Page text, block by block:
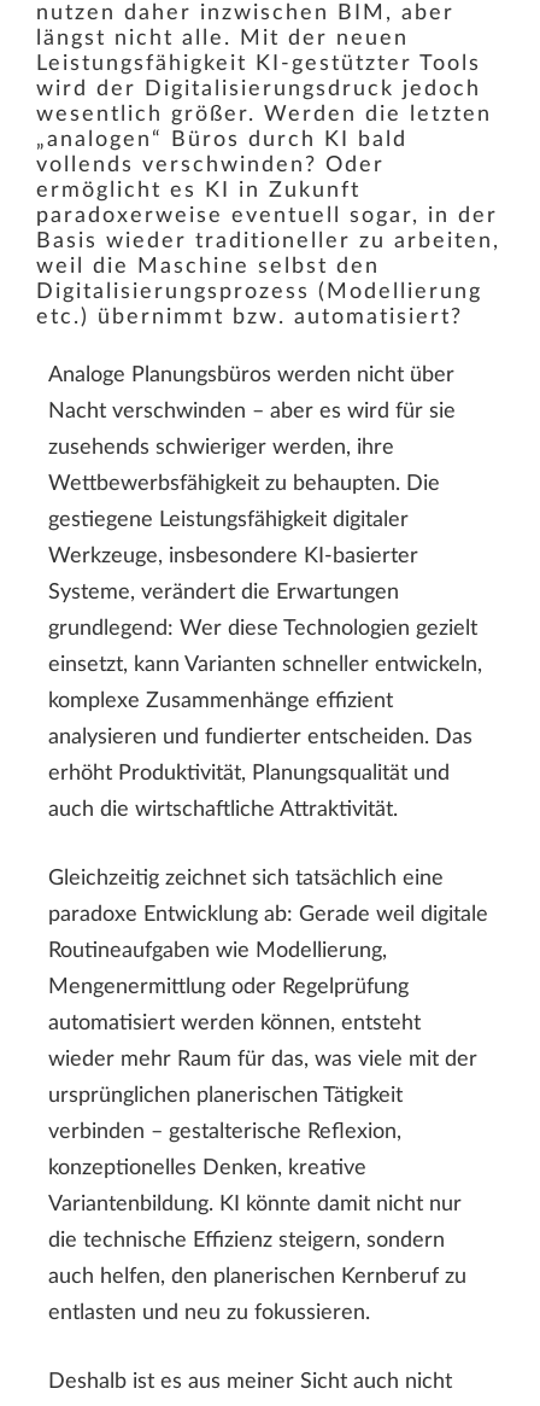
nutzen daher inzwischen BIM, aber
längst nicht alle. Mit der neuen
Leistungsfähigkeit KI-gestützter Tools
wird der Digitalisierungsdruck jedoch
wesentlich größer. Werden die letzten
„analogen“ Büros durch KI bald
vollends verschwinden? Oder
ermöglicht es KI in Zukunft
paradoxerweise eventuell sogar, in der
Basis wieder traditioneller zu arbeiten,
weil die Maschine selbst den
Digitalisierungsprozess (Modellierung
etc.) übernimmt bzw. automatisiert?
Analoge Planungsbüros werden nicht über
Nacht verschwinden – aber es wird für sie
zusehends schwieriger werden, ihre
Wettbewerbsfähigkeit zu behaupten. Die
gestiegene Leistungsfähigkeit digitaler
Werkzeuge, insbesondere KI-basierter
Systeme, verändert die Erwartungen
grundlegend: Wer diese Technologien gezielt
einsetzt, kann Varianten schneller entwickeln,
komplexe Zusammenhänge effizient
analysieren und fundierter entscheiden. Das
erhöht Produktivität, Planungsqualität und
auch die wirtschaftliche Attraktivität.
Gleichzeitig zeichnet sich tatsächlich eine
paradoxe Entwicklung ab: Gerade weil digitale
Routineaufgaben wie Modellierung,
Mengenermittlung oder Regelprüfung
automatisiert werden können, entsteht
wieder mehr Raum für das, was viele mit der
ursprünglichen planerischen Tätigkeit
verbinden – gestalterische Reflexion,
konzeptionelles Denken, kreative
Variantenbildung. KI könnte damit nicht nur
die technische Effizienz steigern, sondern
auch helfen, den planerischen Kernberuf zu
entlasten und neu zu fokussieren.
Deshalb ist es aus meiner Sicht auch nicht